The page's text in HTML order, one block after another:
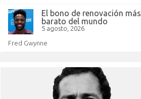
El bono de renovación más
barato del mundo
5 agosto, 2026
Fred Gwynne